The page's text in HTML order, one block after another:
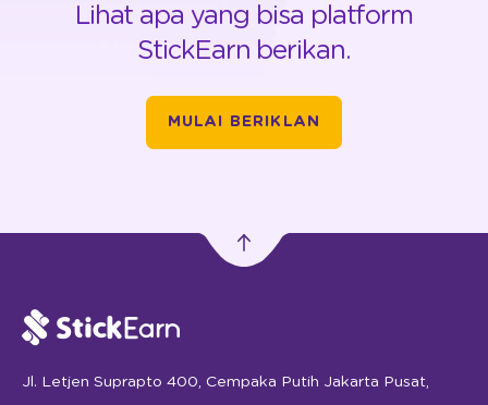
Lihat apa yang bisa platform
StickEarn berikan.
MULAI BERIKLAN
Jl. Letjen Suprapto 400, Cempaka Putih Jakarta Pusat,